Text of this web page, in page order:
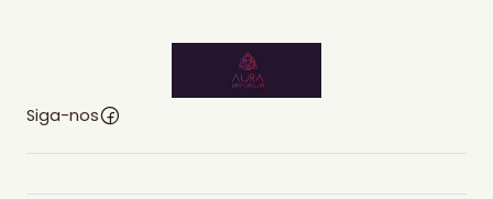
Siga-nos